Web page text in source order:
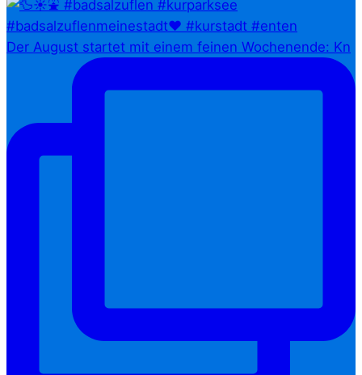
Der August startet mit einem feinen Wochenende: Kn